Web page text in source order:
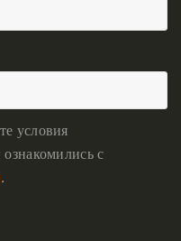
условия
ознакомились с
.